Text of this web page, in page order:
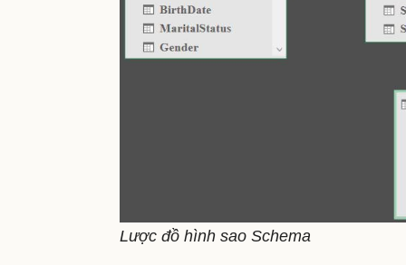
Lược đồ hình sao Schema